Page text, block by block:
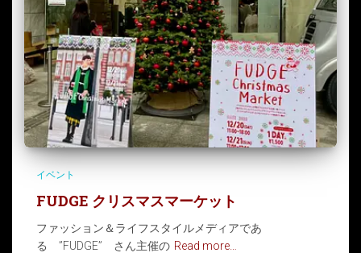
イベント
FUDGE クリスマスマーケット
ファッション＆ライフスタイルメディアであ
る ”FUDGE” さん主催の Read more…